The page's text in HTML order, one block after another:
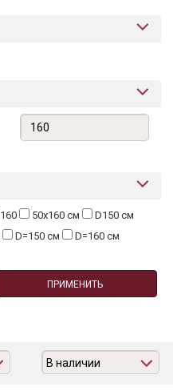
160 50х160 см
D150 см
D=150 см D=160 см
ПРИМЕНИТЬ
В наличии